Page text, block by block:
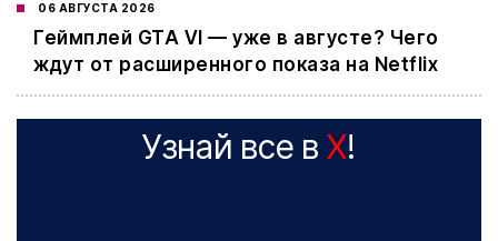
06 АВГУСТА 2026
Геймплей GTA VI — уже в августе? Чего
ждут от расширенного показа на Netflix
Узнай все в X!